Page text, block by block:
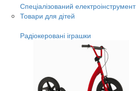
Спеціалізований електроінструмент
Товари для дітей
Радіокеровані іграшки